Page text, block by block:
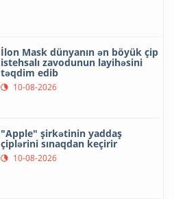
İlon Mask dünyanın ən böyük çip
istehsalı zavodunun layihəsini
təqdim edib
10-08-2026
"Apple" şirkətinin yaddaş
çiplərini sınaqdan keçirir
10-08-2026